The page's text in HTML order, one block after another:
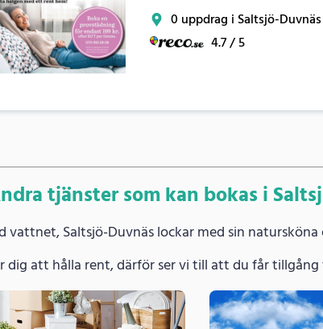
0 uppdrag i Saltsjö-Duvnäs
4.7 / 5
tjänster som kan bokas i
vattnet, Saltsjö-Duvnäs lockar med sin
att hålla rent, därför ser vi till att du får